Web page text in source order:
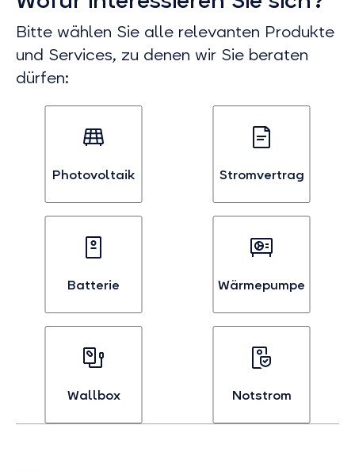
Bitte wählen Sie alle relevanten Produkte
und Services, zu denen wir Sie beraten
dürfen:
Photovoltaik
an
auswählen
Stromvertrag
an
auswählen
Batterie
an
auswählen
Wärmepumpe
an
auswählen
Wallbox Notstrom